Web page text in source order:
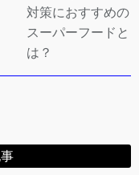
対策におすすめの
スーパーフードと
は？